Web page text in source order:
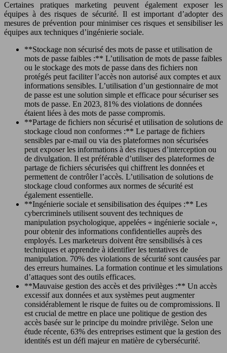
Certaines pratiques marketing peuvent également exposer les
équipes à des risques de sécurité. Il est important d’adopter des
mesures de prévention pour minimiser ces risques et sensibiliser les
équipes aux techniques d’ingénierie sociale.
**Stockage non sécurisé des mots de passe et utilisation de
mots de passe faibles :** L’utilisation de mots de passe faibles
ou le stockage des mots de passe dans des fichiers non
protégés peut faciliter l’accès non autorisé aux comptes et aux
informations sensibles. L’utilisation d’un gestionnaire de mot
de passe est une solution simple et efficace pour sécuriser ses
mots de passe. En 2023, 81% des violations de données
étaient liées à des mots de passe compromis.
**Partage de fichiers non sécurisé et utilisation de solutions de
stockage cloud non conformes :** Le partage de fichiers
sensibles par e-mail ou via des plateformes non sécurisées
peut exposer les informations à des risques d’interception ou
de divulgation. Il est préférable d’utiliser des plateformes de
partage de fichiers sécurisées qui chiffrent les données et
permettent de contrôler l’accès. L’utilisation de solutions de
stockage cloud conformes aux normes de sécurité est
également essentielle.
**Ingénierie sociale et sensibilisation des équipes :** Les
cybercriminels utilisent souvent des techniques de
manipulation psychologique, appelées « ingénierie sociale »,
pour obtenir des informations confidentielles auprès des
employés. Les marketeurs doivent être sensibilisés à ces
techniques et apprendre à identifier les tentatives de
manipulation. 70% des violations de sécurité sont causées par
des erreurs humaines. La formation continue et les simulations
d’attaques sont des outils efficaces.
**Mauvaise gestion des accès et des privilèges :** Un accès
excessif aux données et aux systèmes peut augmenter
considérablement le risque de fuites ou de compromissions. Il
est crucial de mettre en place une politique de gestion des
accès basée sur le principe du moindre privilège. Selon une
étude récente, 63% des entreprises estiment que la gestion des
identités est un défi majeur en matière de cybersécurité.